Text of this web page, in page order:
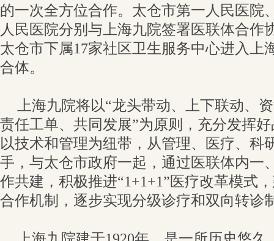
的一次全方位合作。太仓市第一人民医院
人民医院分别与上海九院签署医联体合作
太仓市下属17家社区卫生服务中心进入上
合体。
上海九院将以“龙头带动、上下联动、
责任工单、共同发展”为原则，充分发挥
以技术和管理为纽带，从管理、医疗、科
手，与太仓市政府一起，通过医联体内一
作共建，积极推进“1+1+1”医疗改革模式
合作机制，逐步实现分级诊疗和双向转诊